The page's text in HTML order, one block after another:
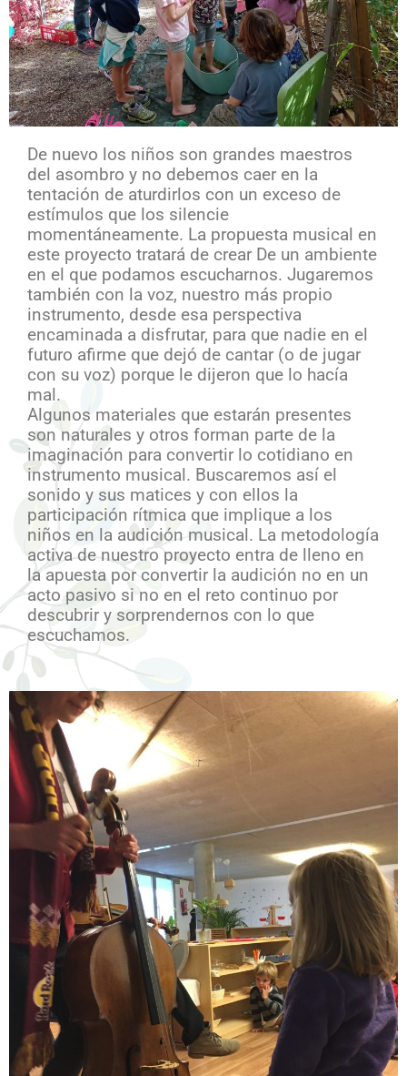
De nuevo los niños son grandes maestros
del asombro y no debemos caer en la
tentación de aturdirlos con un exceso de
estímulos que los silencie
momentáneamente. La propuesta musical en
este proyecto tratará de crear De un ambiente
en el que podamos escucharnos. Jugaremos
también con la voz, nuestro más propio
instrumento, desde esa perspectiva
encaminada a disfrutar, para que nadie en el
futuro afirme que dejó de cantar (o de jugar
con su voz) porque le dijeron que lo hacía
mal.
Algunos materiales que estarán presentes
son naturales y otros forman parte de la
imaginación para convertir lo cotidiano en
instrumento musical. Buscaremos así el
sonido y sus matices y con ellos la
participación rítmica que implique a los
niños en la audición musical. La metodología
activa de nuestro proyecto entra de lleno en
la apuesta por convertir la audición no en un
acto pasivo si no en el reto continuo por
descubrir y sorprendernos con lo que
escuchamos.